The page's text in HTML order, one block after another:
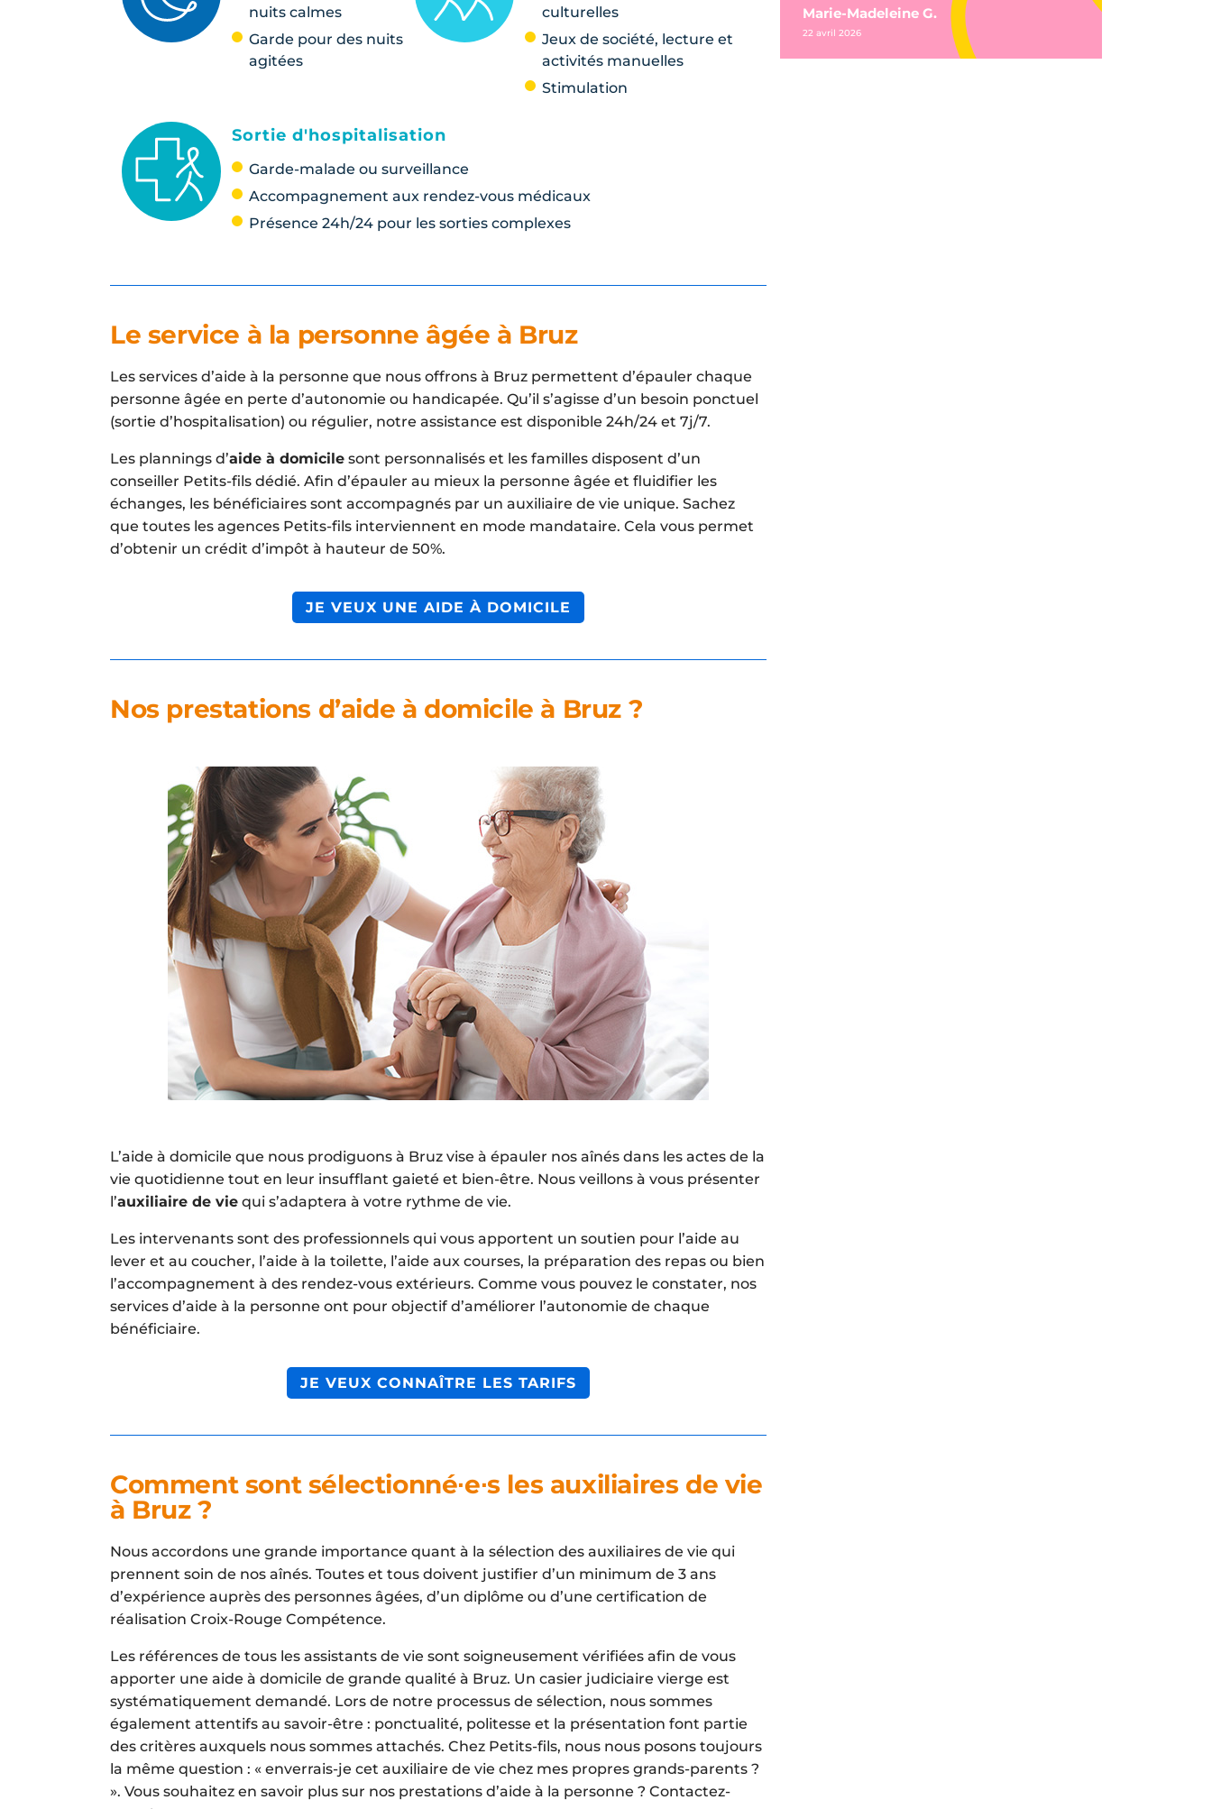
nuits calmes
Garde pour des nuits
agitées
culturelles
Jeux de société, lecture et
activités manuelles
Stimulation
Sortie d'hospitalisation
Garde-malade ou surveillance
Accompagnement aux rendez-vous médicaux
Présence 24h/24 pour les sorties complexes
Le service à la personne âgée à Bruz
Les services d’aide à la personne que nous offrons à Bruz permettent d’épauler chaque
personne âgée en perte d’autonomie ou handicapée. Qu’il s’agisse d’un besoin ponctuel
(sortie d’hospitalisation) ou régulier, notre assistance est disponible 24h/24 et 7j/7.
Les plannings d’aide à domicile sont personnalisés et les familles disposent d’un
conseiller Petits-fils dédié. Afin d’épauler au mieux la personne âgée et fluidifier les
échanges, les bénéficiaires sont accompagnés par un auxiliaire de vie unique. Sachez
que toutes les agences Petits-fils interviennent en mode mandataire. Cela vous permet
d’obtenir un crédit d’impôt à hauteur de 50%.
JE VEUX UNE AIDE À DOMICILE
Nos prestations d’aide à domicile à Bruz ?
L’aide à domicile que nous prodiguons à Bruz vise à épauler nos aînés dans les actes de la
vie quotidienne tout en leur insufflant gaieté et bien-être. Nous veillons à vous présenter
l’auxiliaire de vie qui s’adaptera à votre rythme de vie.
Les intervenants sont des professionnels qui vous apportent un soutien pour l’aide au
lever et au coucher, l’aide à la toilette, l’aide aux courses, la préparation des repas ou bien
l’accompagnement à des rendez-vous extérieurs. Comme vous pouvez le constater, nos
services d’aide à la personne ont pour objectif d’améliorer l’autonomie de chaque
bénéficiaire.
JE VEUX CONNAÎTRE LES TARIFS
Comment sont sélectionné∙e∙s les auxiliaires de vie
à Bruz ?
Nous accordons une grande importance quant à la sélection des auxiliaires de vie qui
prennent soin de nos aînés. Toutes et tous doivent justifier d’un minimum de 3 ans
d’expérience auprès des personnes âgées, d’un diplôme ou d’une certification de
réalisation Croix-Rouge Compétence.
Les références de tous les assistants de vie sont soigneusement vérifiées afin de vous
apporter une aide à domicile de grande qualité à Bruz. Un casier judiciaire vierge est
systématiquement demandé. Lors de notre processus de sélection, nous sommes
également attentifs au savoir-être : ponctualité, politesse et la présentation font partie
des critères auxquels nous sommes attachés. Chez Petits-fils, nous nous posons toujours
la même question : « enverrais-je cet auxiliaire de vie chez mes propres grands-parents ?
». Vous souhaitez en savoir plus sur nos prestations d’aide à la personne ? Contactez-
Marie-Madeleine G.
22 avril 2026